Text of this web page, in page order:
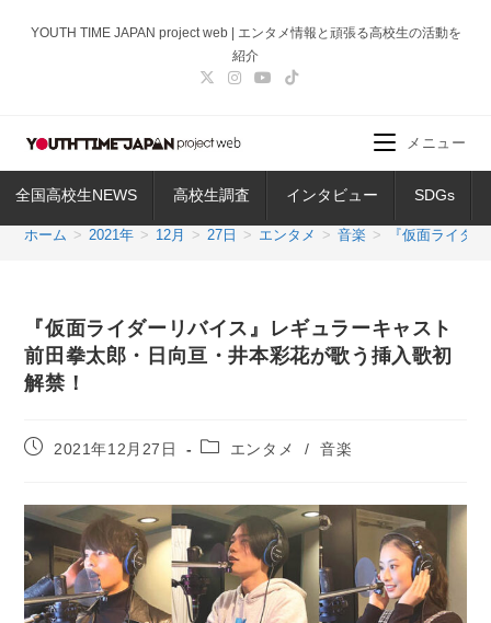
ス
ッ
YOUTH TIME JAPAN project web | エンタメ情報と頑張る高校生の活動を
紹介
全国高校生NEWS 高校生調査 インタビュー SDGs
メニュー
ホーム > 2021年 > 12月 > 27日 > エンタメ > 音楽 > 『仮面ライダ
『仮面ライダーリバイス』レギュラーキャスト
前田拳太郎・日向亘・井本彩花が歌う挿入歌初
解禁！
投
開
日:
2021年12月27日
投
テ
リ
ー:
エンタメ / 音楽